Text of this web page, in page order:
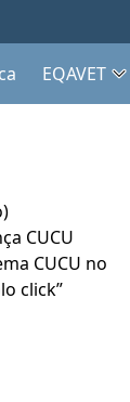
EQAVET
CUCU
CUCU no
click”